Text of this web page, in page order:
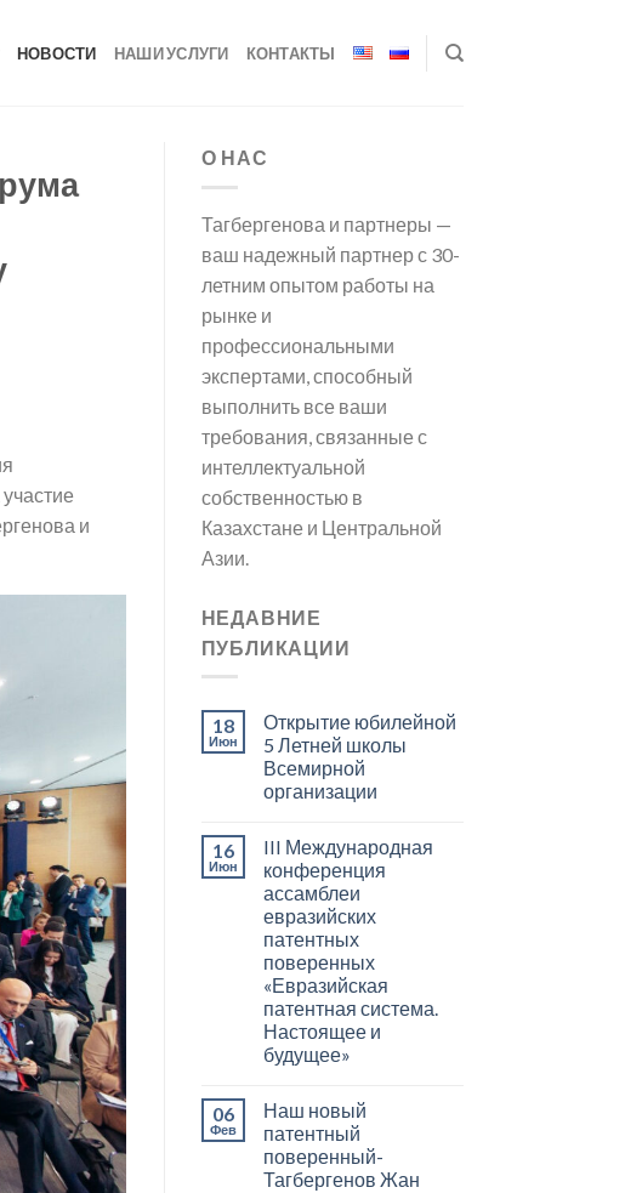
НОВОСТИ НАШИ УСЛУГИ КОНТАКТЫ
и
О НАС
Тагбергенова и партнеры —
ваш надежный партнер с 30-
летним опытом работы на
рынке и
профессиональными
экспертами, способный
выполнить все ваши
требования, связанные с
интеллектуальной
собственностью в
Казахстане и Центральной
Азии.
НЕДАВНИЕ
ПУБЛИКАЦИИ
18
Июн
Открытие юбилейной
5 Летней школы
Всемирной
организации
16
Июн
III Международная
конференция
ассамблеи
евразийских
патентных
поверенных
«Евразийская
патентная система.
Настоящее и
будущее»
06
Фев
Наш новый
патентный
поверенный-
Тагбергенов Жан